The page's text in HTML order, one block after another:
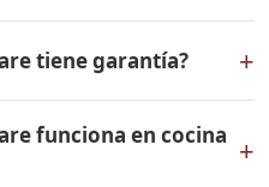
disponibles y facilidades
de inicial.
el Perú. El pago es
tiene garantía? +
Todos los
en acero
funciona en cocina +